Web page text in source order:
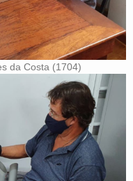
da Costa (1704)